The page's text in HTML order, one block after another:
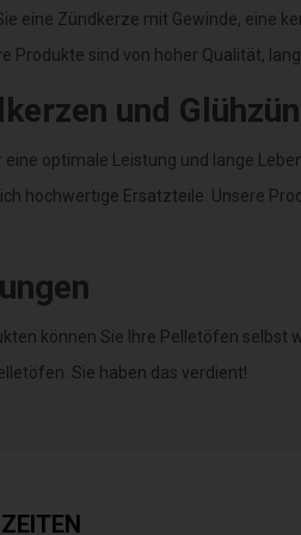
eine Zündkerze mit Gewinde, eine
sind von hoher Qualität,
und
optimale Leistung und lange
hochwertige Ersatzteile. Unsere
können Sie Ihre Pelletöfen
Sie haben das verdient!